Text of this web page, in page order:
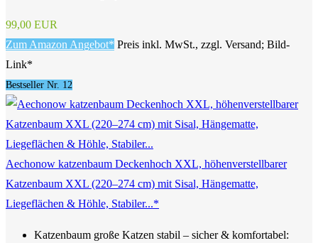
99,00 EUR
Zum Amazon Angebot* Preis inkl. MwSt., zzgl. Versand; Bild-
Link*
Bestseller Nr. 12
Aechonow katzenbaum Deckenhoch XXL, höhenverstellbarer
Katzenbaum XXL (220–274 cm) mit Sisal, Hängematte,
Liegeflächen & Höhle, Stabiler...*
Katzenbaum große Katzen stabil – sicher & komfortabel: